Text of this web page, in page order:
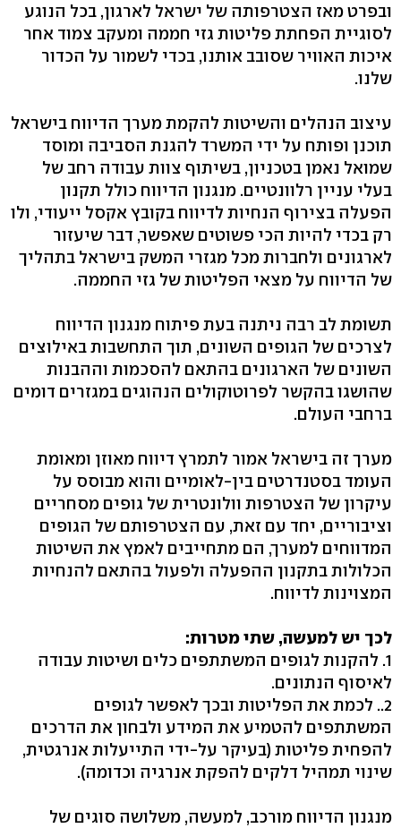
ובפרט מאז הצטרפותה של ישראל לארגון, בכל הנוגע
לסוגיית הפחתת פליטות גזי חממה ומעקב צמוד אחר
איכות האוויר שסובב אותנו, בכדי לשמור על הכדור
שלנו.
עיצוב הנהלים והשיטות להקמת מערך הדיווח בישראל
תוכנן ופותח על ידי המשרד להגנת הסביבה ומוסד
שמואל נאמן בטכניון, בשיתוף צוות עבודה רחב של
בעלי עניין רלוונטיים. מנגנון הדיווח כולל תקנון
הפעלה בצירוף הנחיות לדיווח בקובץ אקסל ייעודי, ולו
רק בכדי להיות הכי פשוטים שאפשר, דבר שיעזור
לארגונים ולחברות מכל מגזרי המשק בישראל בתהליך
של הדיווח על מצאי הפליטות של גזי החממה.
תשומת לב רבה ניתנה בעת פיתוח מנגנון הדיווח
לצרכים של הגופים השונים, תוך התחשבות באילוצים
השונים של הארגונים בהתאם להסכמות וההבנות
שהושגו בהקשר לפרוטוקולים הנהוגים במגזרים דומים
ברחבי העולם.
מערך זה בישראל אמור לתמרץ דיווח מאוזן ומאומת
העומד בסטנדרטים בין-לאומיים והוא מבוסס על
עיקרון של הצטרפות וולונטרית של גופים מסחריים
וציבוריים, יחד עם זאת, עם הצטרפותם של הגופים
המדווחים למערך, הם מתחייבים לאמץ את השיטות
הכלולות בתקנון ההפעלה ולפעול בהתאם להנחיות
המצוינות לדיווח.
לכך יש למעשה, שתי מטרות:
1. להקנות לגופים המשתתפים כלים ושיטות עבודה
לאיסוף הנתונים.
2.. לכמת את הפליטות ובכך לאפשר לגופים
המשתתפים להטמיע את המידע ולבחון את הדרכים
להפחית פליטות (בעיקר על-ידי התייעלות אנרגטית,
שינוי תמהיל דלקים להפקת אנרגיה וכדומה).
מנגנון הדיווח מורכב, למעשה, משלושה סוגים של